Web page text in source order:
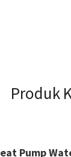
Produk
Electric